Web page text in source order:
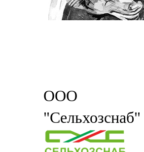
ООО
"Сельхозснаб"